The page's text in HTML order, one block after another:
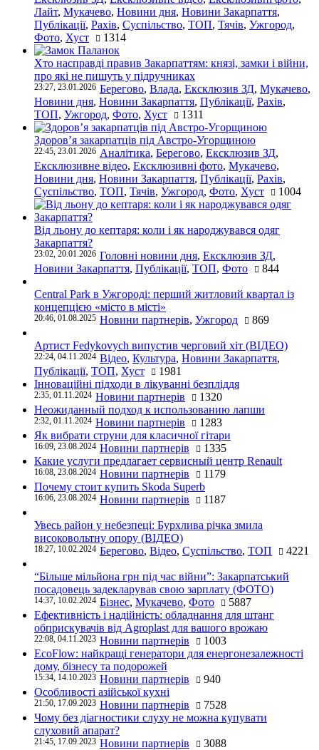
Лайт, Мукачево, Новини дня, Новини Закарпаття,
Публікації, Рахів, Суспільство, ТОП, Тячів, Ужгород,
Фото, Хуст 1314
Хто насправді правив Закарпаттям: князі, замки і війни,
про які не пишуть у підручниках
23:27, 23.01.2026 Берегово, Влада, Ексклюзив ЗД, Мукачево,
Новини дня, Новини Закарпаття, Публікації, Рахів,
ТОП, Ужгород, Фото, Хуст 1311
Здоров’я закарпатців під Австро-Угорщиною
22:45, 23.01.2026 Аналітика, Берегово, Ексклюзив ЗД,
Ексклюзивне відео, Ексклюзивні фото, Мукачево,
Новини дня, Новини Закарпаття, Публікації, Рахів,
Суспільство, ТОП, Тячів, Ужгород, Фото, Хуст 1004
Від льону до кептаря: коли і як народжувався одяг
Закарпаття?
23:02, 20.01.2026 Головні новини дня, Ексклюзив ЗД,
Новини Закарпаття, Публікації, ТОП, Фото 844
Central Park в Ужгороді: перший житловий квартал із
концепцією «місто в місті»
20:46, 01.08.2025 Новини партнерів, Ужгород 869
Артист Fedykovych випустив черговий хіт (ВІДЕО)
22:24, 04.11.2024 Відео, Культура, Новини Закарпаття,
Публікації, ТОП, Хуст
1981
Інноваційні підходи в лікуванні безпліддя
2:35, 01.11.2024 Новини партнерів
1320
Неожиданный подход к использованию лапши
2:32, 01.11.2024 Новини партнерів
1283
Як вибрати струни для класичної гітари
16:09, 23.08.2024 Новини партнерів
1335
Какие услуги предлагает сервисный центр Renault
16:08, 23.08.2024 Новини партнерів
1179
Почему стоит купить Skoda Superb
16:06, 23.08.2024 Новини партнерів 1187
Увесь район у небезпеці: Бурхлива річка змила
високовольтну опору (ВІДЕО)
18:27, 10.02.2024 Берегово, Відео, Суспільство, ТОП 4221
“Більше мільйона грн під час війни”: Закарпатський
посадовець задекларував свою зарплату (ФОТО)
14:37, 10.02.2024 Бізнес, Мукачево, Фото
5887
Ефективність і надійність: обладнання для штанг
обприскувачів від Agroplast для вашого врожаю
22:08, 04.11.2023 Новини партнерів
1003
EcoFlow: найкращі генератори для енергонезалежності
дому, бізнесу та подорожей
15:34, 14.10.2023 Новини партнерів
940
Особливості азійської кухні
21:50, 17.09.2023 Новини партнерів
7528
Чому без діагностики слуху не можна купувати
слуховий апарат?
21:45, 17.09.2023 Новини партнерів 3088